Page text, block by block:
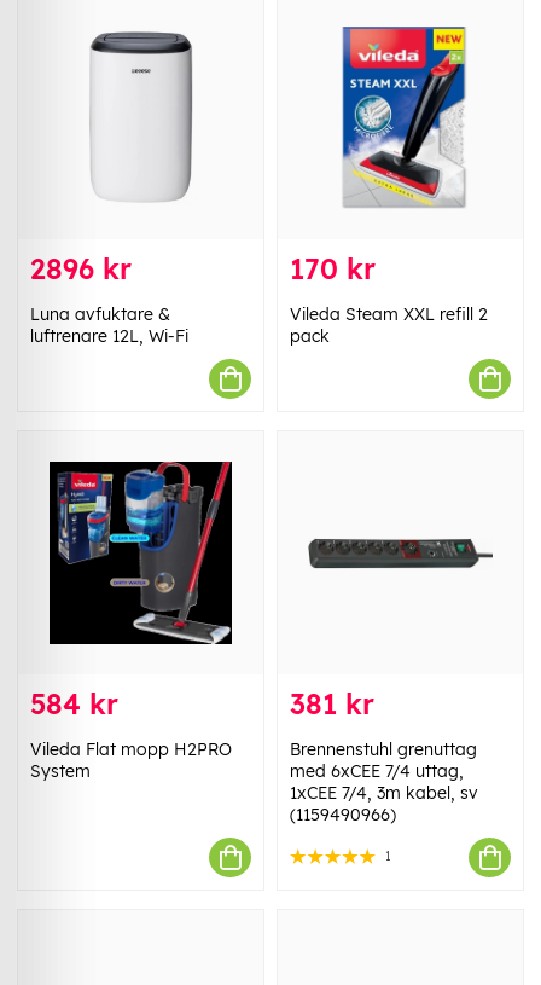
2896 kr
Luna avfuktare &
luftrenare 12L, Wi-Fi
170 kr
Vileda Steam XXL refill 2
pack
584 kr
Vileda Flat mopp H2PRO
System
381 kr
Brennenstuhl grenuttag
med 6xCEE 7/4 uttag,
1xCEE 7/4, 3m kabel, sv
(1159490966)
1